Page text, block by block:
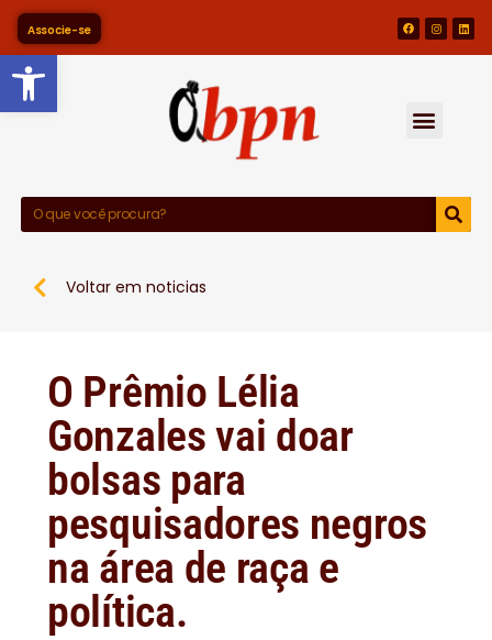
Barra de Ferramentas
Associe-se
Voltar em noticias
O Prêmio Lélia
Gonzales vai doar
bolsas para
pesquisadores negros
na área de raça e
política.